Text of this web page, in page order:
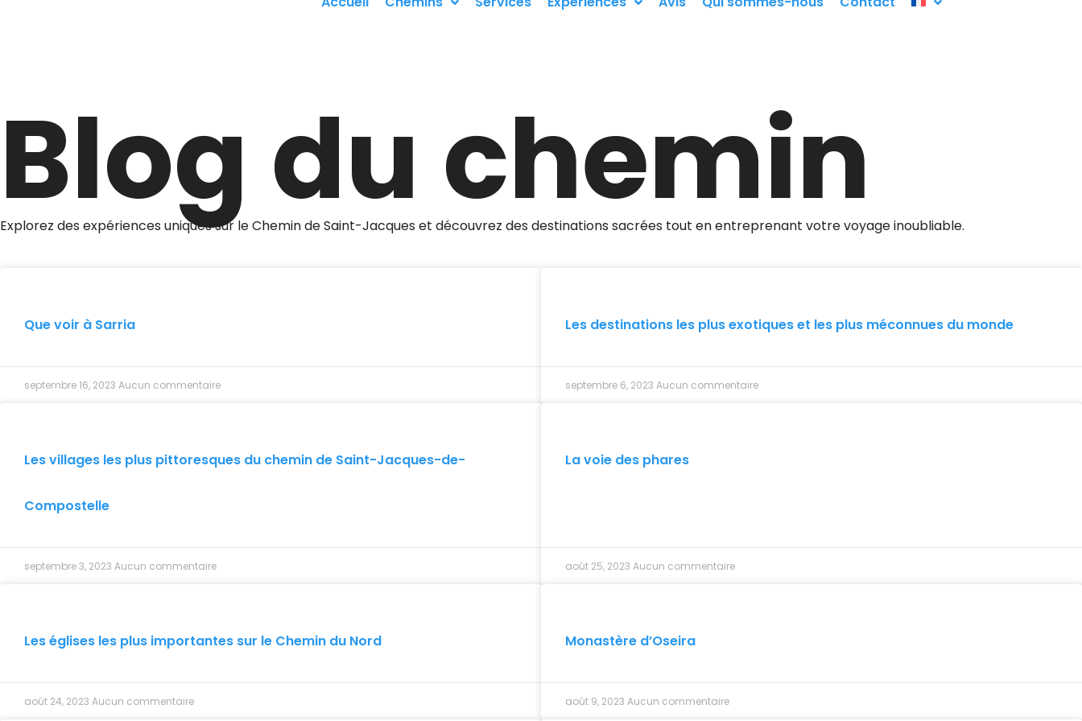
Blog du chemin
Explorez des expériences uniques sur le Chemin de Saint-Jacques et découvrez des destinations sacrées tout en entreprenant votre voyage inoubliable.
Que voir à Sarria
septembre 16, 2023 Aucun commentaire
Les destinations les plus exotiques et les plus méconnues du monde
septembre 6, 2023 Aucun commentaire
Les villages les plus pittoresques du chemin de Saint-Jacques-de-
Compostelle
septembre 3, 2023 Aucun commentaire
La voie des phares
août 25, 2023 Aucun commentaire
Les églises les plus importantes sur le Chemin du Nord
août 24, 2023 Aucun commentaire
Monastère d’Oseira
août 9, 2023 Aucun commentaire